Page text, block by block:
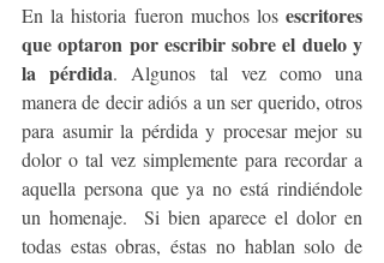
En la historia fueron muchos los escritores
que optaron por escribir sobre el duelo y
la pérdida. Algunos tal vez como una
manera de decir adiós a un ser querido, otros
para asumir la pérdida y procesar mejor su
dolor o tal vez simplemente para recordar a
aquella persona que ya no está rindiéndole
un homenaje.  Si bien aparece el dolor en
todas estas obras, éstas no hablan solo de